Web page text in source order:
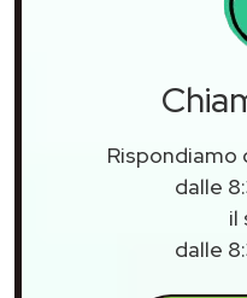
Rispondiamo
dalle
il
dalle